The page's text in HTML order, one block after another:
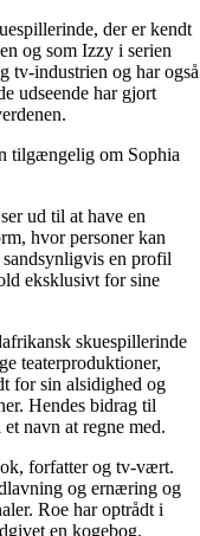
der er kendt
og som Izzy i serien
tv-industrien og har også
udseende har gjort
tilgængelig om Sophia
ud til at have en
hvor personer kan
en profil
eksklusivt for sine
skuespillerinde
teaterproduktioner,
for sin alsidighed og
Hendes bidrag til
navn at regne med.
forfatter og tv-vært.
og ernæring og
Roe har optrådt i
en kogebog.